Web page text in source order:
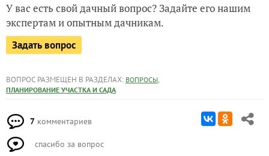
У вас есть свой дачный вопрос? Задайте его нашим
экспертам и опытным дачникам.
Задать вопрос
ВОПРОС РАЗМЕЩЕН В РАЗДЕЛАХ: ВОПРОСЫ,
ПЛАНИРОВАНИЕ УЧАСТКА И САДА
7 комментариев
спасибо за вопрос